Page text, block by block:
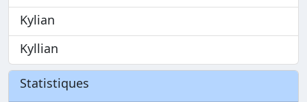
Kylian
Kyllian
Statistiques